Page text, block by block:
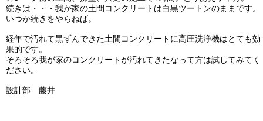
続きは・・・我が家の土間コンクリートは白黒ツートンのままです。
いつか続きをやらねば。
経年で汚れて黒ずんできた土間コンクリートに高圧洗浄機はとても効
果的です。
そろそろ我が家のコンクリートが汚れてきたなって方は試してみてく
ださい。
設計部 藤井